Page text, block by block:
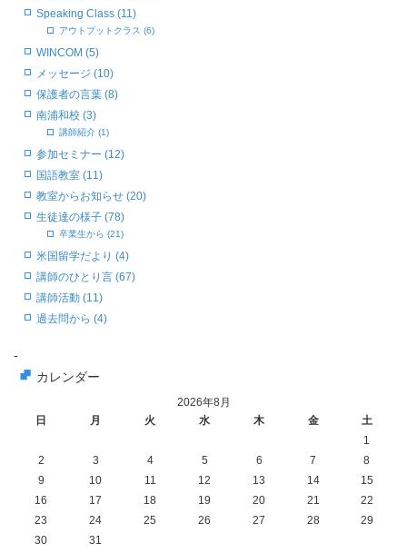
Speaking Class (11)
アウトプットクラス (6)
WINCOM (5)
メッセージ (10)
保護者の言葉 (8)
南浦和校 (3)
講師紹介 (1)
参加セミナー (12)
国語教室 (11)
教室からお知らせ (20)
生徒達の様子 (78)
卒業生から (21)
米国留学だより (4)
講師のひとり言 (67)
講師活動 (11)
過去問から (4)
-
カレンダー
2026年8月
日
月 火 水 木 金
土
1
2
3 4 5 6 7
8
9
10 11 12 13 14
15
16
17 18 19 20 21
22
23
24 25 26 27 28
29
30
31